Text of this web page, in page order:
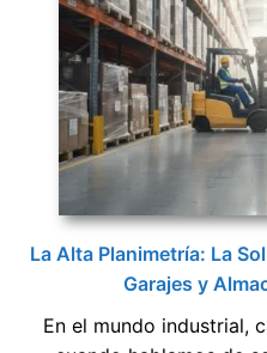
La Alta Planimetría: La
Garajes y
En el mundo industrial,